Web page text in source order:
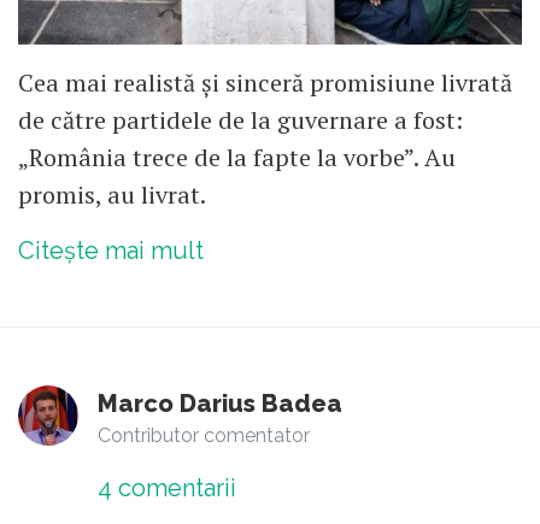
Cea mai realistă și sinceră promisiune livrată
de către partidele de la guvernare a fost:
„România trece de la fapte la vorbe”. Au
promis, au livrat.
Citește mai mult
Marco Darius Badea
Contributor comentator
4 comentarii